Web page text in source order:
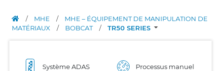
/ MHE /
MHE – ÉQUIPEMENT DE MANIPULATION DE
MATÉRIAUX
/ BOBCAT / TR50 SERIES
Système ADAS Processus manuel